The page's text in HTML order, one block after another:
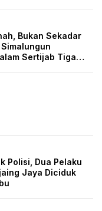
Bukan Sekadar
Sertijab Tiga
Polisi, Dua Pelaku
Jaya Diciduk